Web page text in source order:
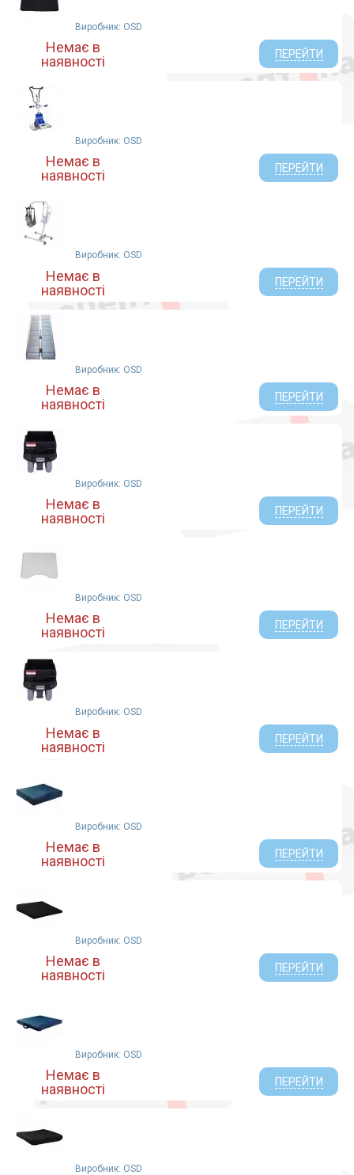
Виробник: OSD
Немає в
наявності
ПЕРЕЙТИ
Виробник: OSD
Немає в
наявності
ПЕРЕЙТИ
Виробник: OSD
Немає в
наявності
ПЕРЕЙТИ
Виробник: OSD
Немає в
наявності
ПЕРЕЙТИ
Виробник: OSD
Немає в
наявності
ПЕРЕЙТИ
Виробник: OSD
Немає в
наявності
ПЕРЕЙТИ
Виробник: OSD
Немає в
наявності
ПЕРЕЙТИ
Виробник: OSD
Немає в
наявності
ПЕРЕЙТИ
Виробник: OSD
Немає в
наявності
ПЕРЕЙТИ
Виробник: OSD
Немає в
наявності
ПЕРЕЙТИ
Виробник: OSD